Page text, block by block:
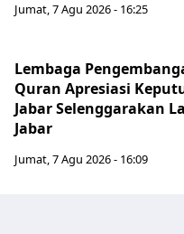
Jumat, 7 Agu 2026 - 16:25
Lembaga
Quran Apresiasi
Jabar Selenggarakan
Jabar
Jumat, 7 Agu 2026 - 16:09